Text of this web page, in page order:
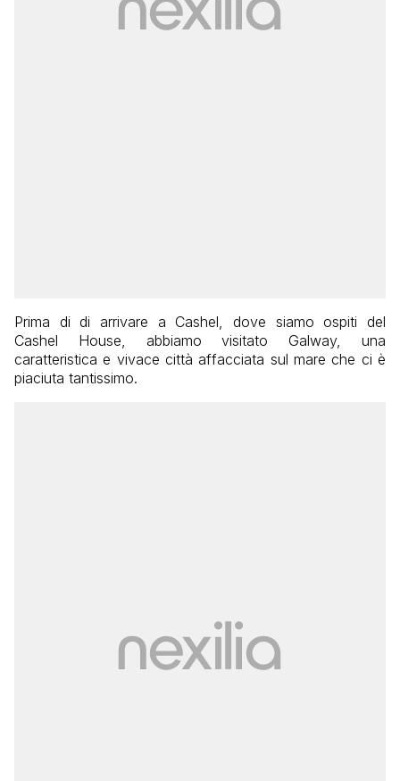
Prima di di arrivare a Cashel, dove siamo ospiti del
Cashel House, abbiamo visitato Galway, una
caratteristica e vivace città affacciata sul mare che ci è
piaciuta tantissimo.